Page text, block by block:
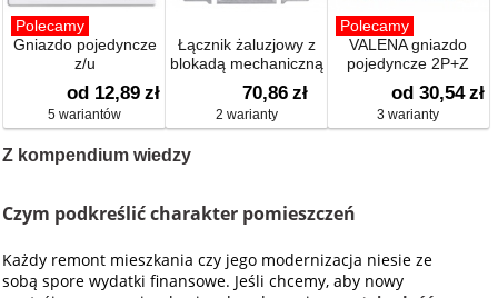
Polecamy
Gniazdo pojedyncze
z/u
od 12,89 zł
5 wariantów
Łącznik żaluzjowy z
blokadą mechaniczną
70,86 zł
2 warianty
Polecamy
VALENA gniazdo
pojedyncze 2P+Z
od 30,54 zł
3 warianty
Z kompendium wiedzy
Czym podkreślić charakter pomieszczeń
Każdy remont mieszkania czy jego modernizacja niesie ze
sobą spore wydatki finansowe. Jeśli chcemy, aby nowy